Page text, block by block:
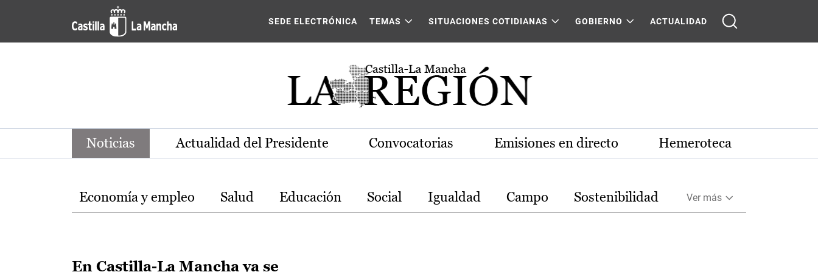
Pasar al contenido principal
Noticias de la región de Castilla-La Mancha
SEDE ELECTRÓNICA TEMAS SITUACIONES COTIDIANAS GOBIERNO ACTUALIDAD
Noticias Actualidad del Presidente Convocatorias Emisiones en directo Hemeroteca
Temas
Economía y empleo Salud Educación Social Igualdad Campo Sostenibilidad Ver más
En Castilla-La Mancha ya se